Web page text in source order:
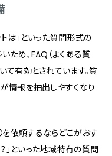
は」といった質問形式の
ため、FAQ（よくある質
て有効とされています。質
情報を抽出しやすくなり
依頼するならどこがおす
」といった地域特有の質問